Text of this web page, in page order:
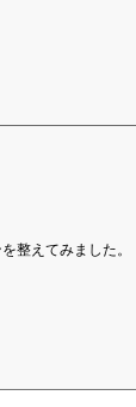
整えてみました。